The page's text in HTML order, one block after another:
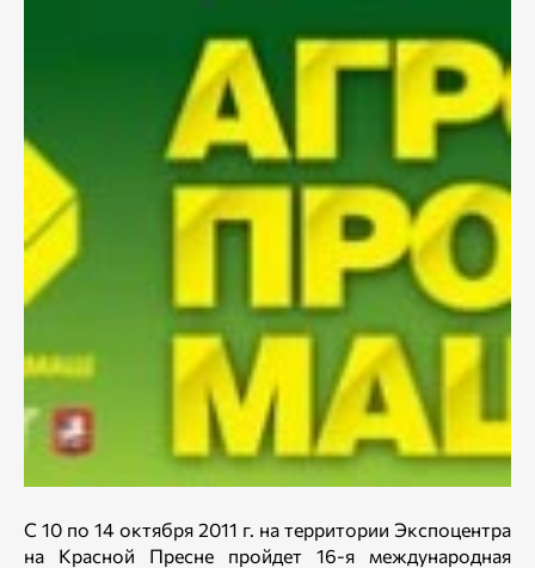
С 10 по 14 октября 2011 г. на территории Экспоцентра
на Красной Пресне пройдет 16-я международная